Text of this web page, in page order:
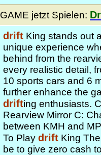
GAME jetzt Spielen:
drift King stands out
unique experience
behind from the
every realistic detail,
10 sports cars and 6
further enhance the
drifting enthusiasts.
Rearview Mirror C:
between KMH and
To Play drift King
be to give zero cash